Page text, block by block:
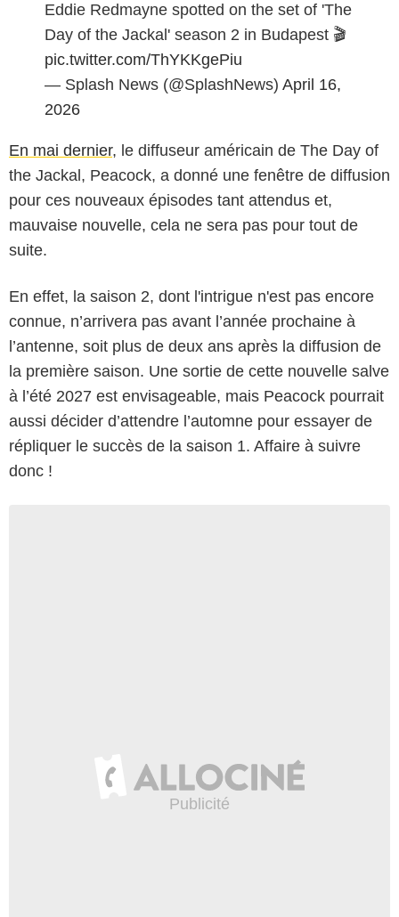
Eddie Redmayne spotted on the set of 'The
Day of the Jackal' season 2 in Budapest 🎬
pic.twitter.com/ThYKKgePiu
— Splash News (@SplashNews) April 16,
2026
En mai dernier, le diffuseur américain de The Day of
the Jackal, Peacock, a donné une fenêtre de diffusion
pour ces nouveaux épisodes tant attendus et,
mauvaise nouvelle, cela ne sera pas pour tout de
suite.
En effet, la saison 2, dont l'intrigue n'est pas encore
connue, n’arrivera pas avant l’année prochaine à
l’antenne, soit plus de deux ans après la diffusion de
la première saison. Une sortie de cette nouvelle salve
à l’été 2027 est envisageable, mais Peacock pourrait
aussi décider d’attendre l’automne pour essayer de
répliquer le succès de la saison 1. Affaire à suivre
donc !